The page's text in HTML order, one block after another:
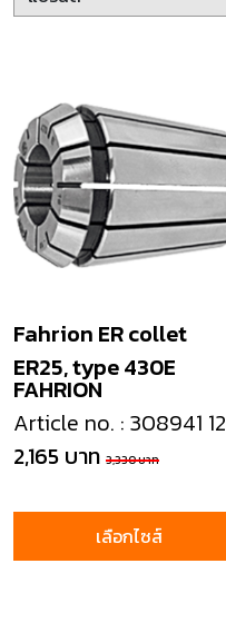
FAHRION
Fahrion ER collet
ER25, type 430E
Article no. : 308941 12
2,165 บาท 3,330 บาท
เลือกไซส์